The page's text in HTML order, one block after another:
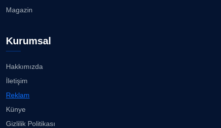
Magazin
Kurumsal
Hakkımızda
İletişim
Reklam
Künye
Gizlilik Politikası